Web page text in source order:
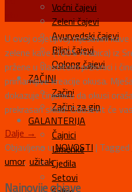
Voćni čajevi
Zeleni čajevi
Ayurvedski čajevi
Biljni čajevi
Oolong čajevi
ZAČINI
Začini
Začini za gin
GALANTERIJA
Čajnici
Limenke
Cjedila
Setovi
U ovoj osjetljivoj mješavini
zelene kave (100% Arabica) iz
pržene u vlastitom pržionici i
primamljive kreacije okusa.
dokazuje činjenicu da okusi
prekrasan sklad! Oduševit će
Dalje →
Objavljeno uNOVOSTI | Tagged
umor, užitak
Najnovije objave